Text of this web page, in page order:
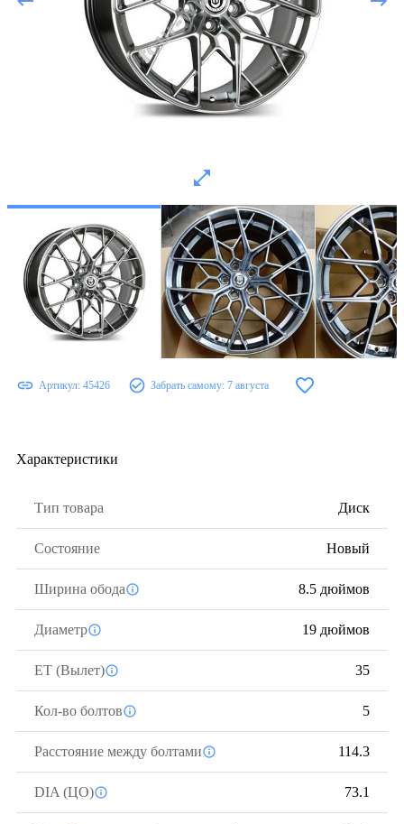
Артикул: 45426 Забрать самому: 7 августа
Характеристики
Тип товара Диск
Состояние Новый
Ширина обода 8.5 дюймов
Диаметр 19 дюймов
ЕТ (Вылет) 35
Кол-во болтов 5
Расстояние между болтами 114.3
DIA (ЦО) 73.1